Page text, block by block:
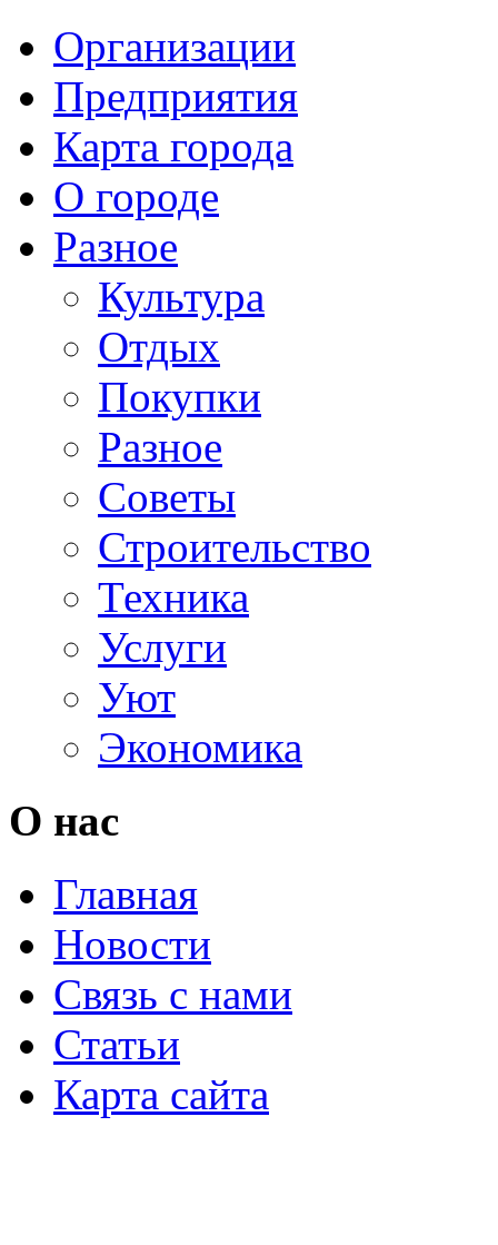
Организации
Предприятия
Карта города
О городе
Разное
Культура
Отдых
Покупки
Разное
Советы
Строительство
Техника
Услуги
Уют
Экономика
О нас
Главная
Новости
Связь с нами
Статьи
Карта сайта